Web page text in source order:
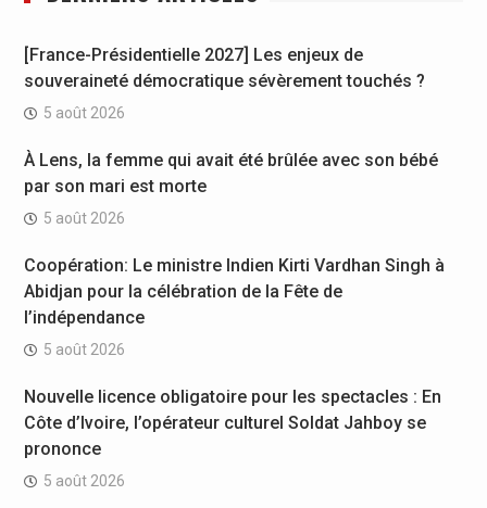
[France-Présidentielle 2027] Les enjeux de
souveraineté démocratique sévèrement touchés ?
5 août 2026
À Lens, la femme qui avait été brûlée avec son bébé
par son mari est morte
5 août 2026
Coopération: Le ministre Indien Kirti Vardhan Singh à
Abidjan pour la célébration de la Fête de
l’indépendance
5 août 2026
Nouvelle licence obligatoire pour les spectacles : En
Côte d’Ivoire, l’opérateur culturel Soldat Jahboy se
prononce
5 août 2026